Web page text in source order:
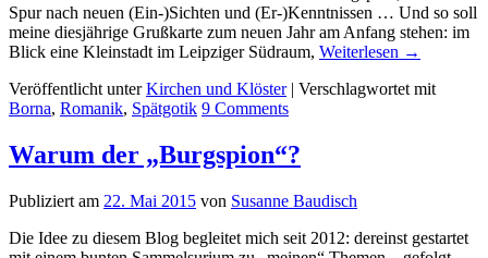
Spur nach neuen (Ein-)Sichten und (Er-)Kenntnissen … Und so soll
meine diesjährige Grußkarte zum neuen Jahr am Anfang stehen: im
Blick eine Kleinstadt im Leipziger Südraum, Weiterlesen →
Veröffentlicht unter Kirchen und Klöster | Verschlagwortet mit
Borna, Romanik, Spätgotik 9 Comments
Warum der „Burgspion“?
Publiziert am 22. Mai 2015 von Susanne Baudisch
Die Idee zu diesem Blog begleitet mich seit 2012: dereinst gestartet